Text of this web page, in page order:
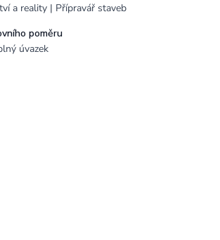
a reality | Přípravář staveb
poměru
úvazek